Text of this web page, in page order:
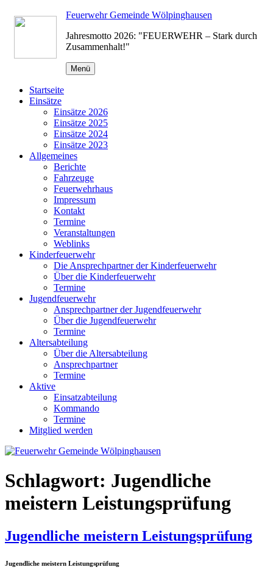
Zum
Inhalt
Feuerwehr Gemeinde Wölpinghausen
Jahresmotto 2026: "FEUERWEHR – Stark durch
Zusammenhalt!"
Menü
Startseite
Einsätze
Einsätze 2026
Einsätze 2025
Einsätze 2024
Einsätze 2023
Allgemeines
Berichte
Fahrzeuge
Feuerwehrhaus
Impressum
Kontakt
Termine
Veranstaltungen
Weblinks
Kinderfeuerwehr
Die Ansprechpartner der Kinderfeuerwehr
Über die Kinderfeuerwehr
Termine
Jugendfeuerwehr
Ansprechpartner der Jugendfeuerwehr
Über die Jugendfeuerwehr
Termine
Altersabteilung
Über die Altersabteilung
Ansprechpartner
Termine
Aktive
Einsatzabteilung
Kommando
Termine
Mitglied werden
Schlagwort: Jugendliche
meistern Leistungsprüfung
Jugendliche meistern Leistungsprüfung
Jugendliche meistern Leistungsprüfung